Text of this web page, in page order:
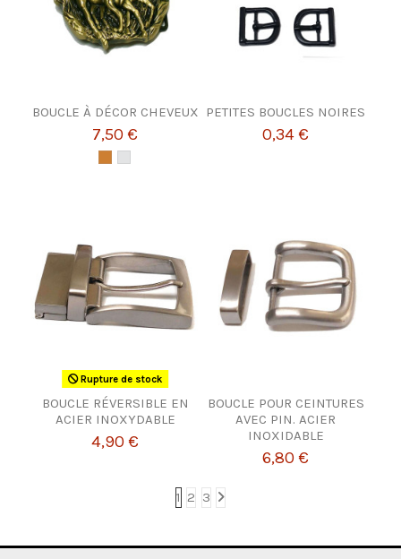
BOUCLE À DÉCOR CHEVEUX
7,50 €
PETITES BOUCLES NOIRES
0,34 €
Rupture de stock
BOUCLE RÉVERSIBLE EN
ACIER INOXYDABLE
4,90 €
BOUCLE POUR CEINTURES
AVEC PIN. ACIER
INOXIDABLE
6,80 €
1 2 3